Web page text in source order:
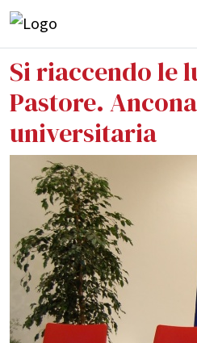
Si riaccendo le
Pastore.
universitaria